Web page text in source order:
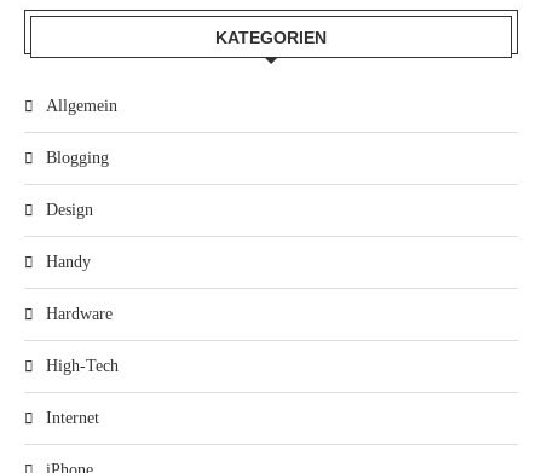
KATEGORIEN
Allgemein
Blogging
Design
Handy
Hardware
High-Tech
Internet